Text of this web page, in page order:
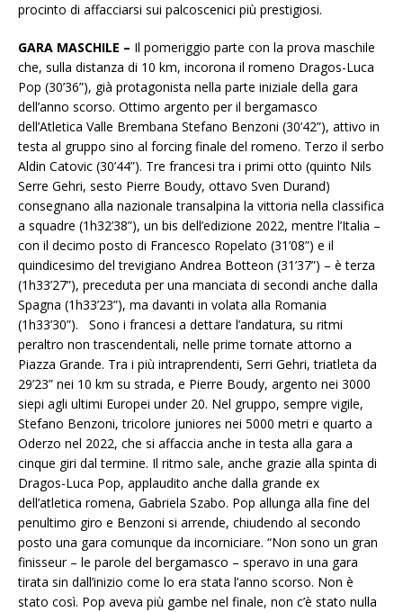
procinto di affacciarsi sui palcoscenici più prestigiosi.
GARA MASCHILE – Il pomeriggio parte con la prova maschile
che, sulla distanza di 10 km, incorona il romeno Dragos-Luca
Pop (30’36”), già protagonista nella parte iniziale della gara
dell’anno scorso. Ottimo argento per il bergamasco
dell’Atletica Valle Brembana Stefano Benzoni (30’42”), attivo in
testa al gruppo sino al forcing finale del romeno. Terzo il serbo
Aldin Catovic (30’44”). Tre francesi tra i primi otto (quinto Nils
Serre Gehri, sesto Pierre Boudy, ottavo Sven Durand)
consegnano alla nazionale transalpina la vittoria nella classifica
a squadre (1h32’38”), un bis dell’edizione 2022, mentre l’Italia –
con il decimo posto di Francesco Ropelato (31’08”) e il
quindicesimo del trevigiano Andrea Botteon (31’37”) – è terza
(1h33’27”), preceduta per una manciata di secondi anche dalla
Spagna (1h33’23”), ma davanti in volata alla Romania
(1h33’30”). Sono i francesi a dettare l’andatura, su ritmi
peraltro non trascendentali, nelle prime tornate attorno a
Piazza Grande. Tra i più intraprendenti, Serri Gehri, triatleta da
29’23” nei 10 km su strada, e Pierre Boudy, argento nei 3000
siepi agli ultimi Europei under 20. Nel gruppo, sempre vigile,
Stefano Benzoni, tricolore juniores nei 5000 metri e quarto a
Oderzo nel 2022, che si affaccia anche in testa alla gara a
cinque giri dal termine. Il ritmo sale, anche grazie alla spinta di
Dragos-Luca Pop, applaudito anche dalla grande ex
dell’atletica romena, Gabriela Szabo. Pop allunga alla fine del
penultimo giro e Benzoni si arrende, chiudendo al secondo
posto una gara comunque da incorniciare. “Non sono un gran
finisseur – le parole del bergamasco – speravo in una gara
tirata sin dall’inizio come lo era stata l’anno scorso. Non è
stato così. Pop aveva più gambe nel finale, non c’è stato nulla